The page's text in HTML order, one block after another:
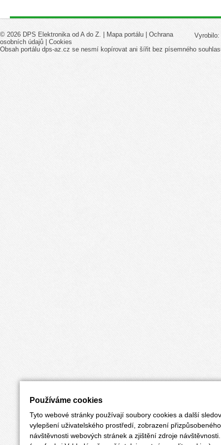
Vyrobilo:
© 2026 DPS Elektronika od A do Z. | Mapa portálu
Ochrana
osobních údajů
Cookies
Obsah portálu dps-az.cz se nesmí kopírovat ani šířit bez písemného
Používáme cookies
Tyto webové stránky používají soubory cookies a další
vylepšení uživatelského prostředí, zobrazení
návštěvnosti webových stránek a zjištění zdroje návštěvnosti.